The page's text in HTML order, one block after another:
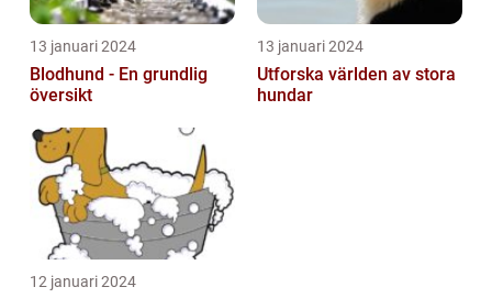
13 januari 2024
Blodhund - En grundlig
översikt
13 januari 2024
Utforska världen av stora
hundar
12 januari 2024